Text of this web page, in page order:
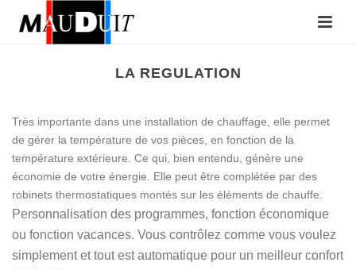
LA REGULATION
Très importante dans une installation de chauffage, elle permet
de gérer la température de vos pièces, en fonction de la
température extérieure. Ce qui, bien entendu, génère une
économie de votre énergie. Elle peut être complétée par des
robinets thermostatiques montés sur les éléments de chauffe.
Personnalisation des programmes, fonction économique
ou fonction vacances. Vous contrôlez comme vous voulez
simplement et tout est automatique pour un meilleur confort